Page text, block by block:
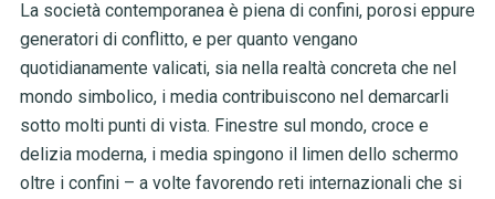
La società contemporanea è piena di confini, porosi eppure
generatori di conflitto, e per quanto vengano
quotidianamente valicati, sia nella realtà concreta che nel
mondo simbolico, i media contribuiscono nel demarcarli
sotto molti punti di vista. Finestre sul mondo, croce e
delizia moderna, i media spingono il limen dello schermo
oltre i confini – a volte favorendo reti internazionali che si